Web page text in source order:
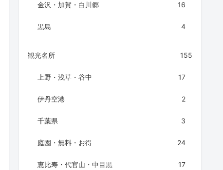
金沢・加賀・白川郷 16
黒島 4
観光名所 155
上野・浅草・谷中 17
伊丹空港 2
千葉県 3
庭園・無料・お得 24
恵比寿・代官山・中目黒 17